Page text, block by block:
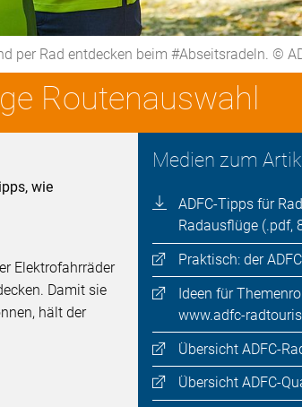
per Rad entdecken beim #Abseitsradeln. ©
Routenauswahl
Medien zum
ADFC-Tipps für
Radausflüge (.pdf,
Praktisch: der
Ideen für
www.adfc-
Übersicht ADFC-
Übersicht ADFC-
wie
Elektrofahrräder
Damit sie
hält der